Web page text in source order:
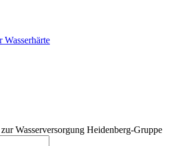
Wasserversorgung Heidenberg-Gruppe